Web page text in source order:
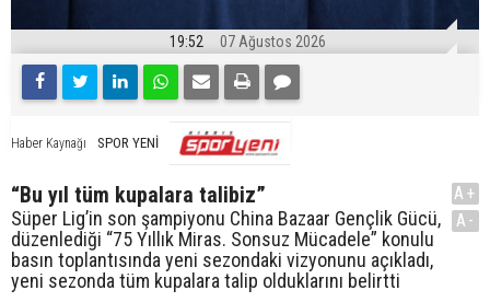
19:52 07 Ağustos 2026
Haber Kaynağı SPOR YENİ
“Bu yıl tüm kupalara talibiz”
Süper Lig’in son şampiyonu China Bazaar Gençlik Gücü,
düzenlediği “75 Yıllık Miras. Sonsuz Mücadele” konulu
basın toplantısında yeni sezondaki vizyonunu açıkladı,
yeni sezonda tüm kupalara talip olduklarını belirtti
A+
A-